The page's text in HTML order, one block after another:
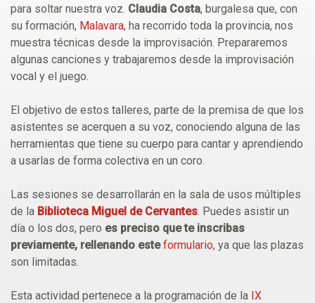
para soltar nuestra voz. Claudia Costa, burgalesa que, con
su formación, Malavara, ha recorrido toda la provincia, nos
muestra técnicas desde la improvisación. Prepararemos
algunas canciones y trabajaremos desde la improvisación
vocal y el juego.
El objetivo de estos talleres, parte de la premisa de que los
asistentes se acerquen a su voz, conociendo alguna de las
herramientas que tiene su cuerpo para cantar y aprendiendo
a usarlas de forma colectiva en un coro.
Las sesiones se desarrollarán en la sala de usos múltiples
de la Biblioteca Miguel de Cervantes. Puedes asistir un
día o los dos, pero es preciso que te inscribas
previamente, rellenando esteformulario, ya que las plazas
son limitadas.
Esta actividad pertenece a la programación de la IX